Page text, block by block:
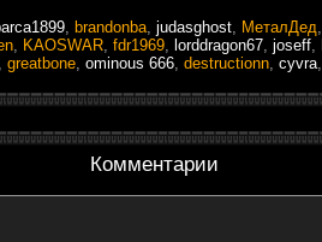
brandonba judasghost МеталДед
KAOSWAR fdr1969 lorddragon67 joseff
greatbone ominous 666 destructionn cyvra
Комментарии